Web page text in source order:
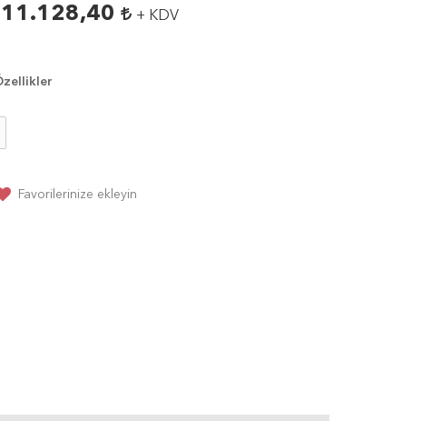
11.128,40 + KDV
Favorilerinize ekleyin